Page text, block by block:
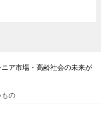
ア市場・高齢社会の未来が
もの